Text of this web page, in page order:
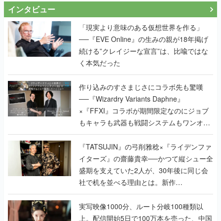
インタビュー
「現実より意味のある仮想世界を作る」
──『EVE Online』の生みの親が18年掲げ
続ける”クレイジーな宣言”は、比喩ではな
く本気だった
作り込みのすさまじさにコラボ先も驚嘆
──『Wizardry Variants Daphne』
×『FFXI』コラボが期間限定なのにジョブ
もキャラも武器も戦闘システムもワンオフ
で作り込まれた理由を両ディレクターに聞
く
『TATSUJIN』の弓削雅稔×『ライデンファ
イターズ』の齋藤貴幸──かつて縦シュー全
盛期を支えていた2人が、30年後に同じ会
社で机を並べる理由とは。新作
『TATSUJIN EXTREME』で初タッグを組
んだレジェンド2人に訊く開発秘話
実写映像1000分、ルート分岐100種類以
上。配信開始5日で100万本を売った、中国